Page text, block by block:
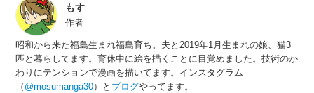
もす
作者
昭和から来た福島生まれ福島育ち。夫と2019年1月生まれの娘、猫3
匹と暮らしてます。育休中に絵を描くことに目覚めました。技術のか
わりにテンションで漫画を描いてます。インスタグラム
（ @mosumanga30）と ブログやってます。